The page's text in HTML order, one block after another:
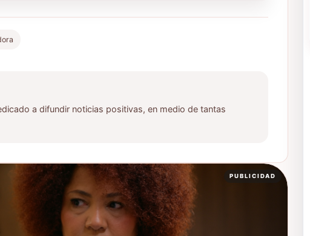
a difundir noticias positivas, en medio de tantas
PUBLICIDAD